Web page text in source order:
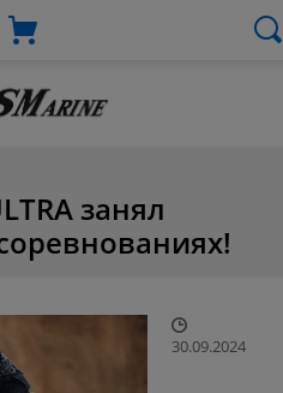
занял
30.09.2024